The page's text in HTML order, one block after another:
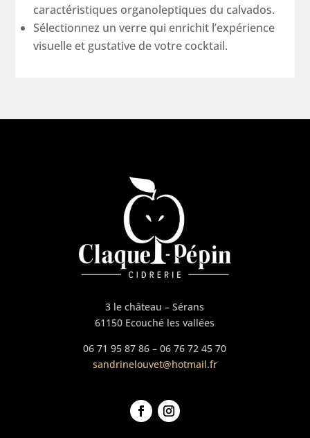
caractéristiques organoleptiques du calvados.
Sélectionnez un verre qui enrichit l’expérience
visuelle et gustative de votre cocktail.
3 le château – Sérans
61150 Ecouché les vallées
06 71 95 87 86 – 06 76 72 45 70
sandrinelouvet@hotmail.fr